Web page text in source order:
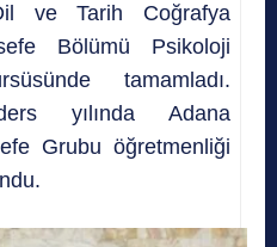
ve Tarih Coğrafya
Bölümü Psikoloji
tamamladı.
yılında Adana
Grubu öğretmenliği